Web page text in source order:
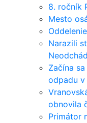
8. ročník
Mesto
Narazili
Začína
odpadu v
obnovila
Primátor